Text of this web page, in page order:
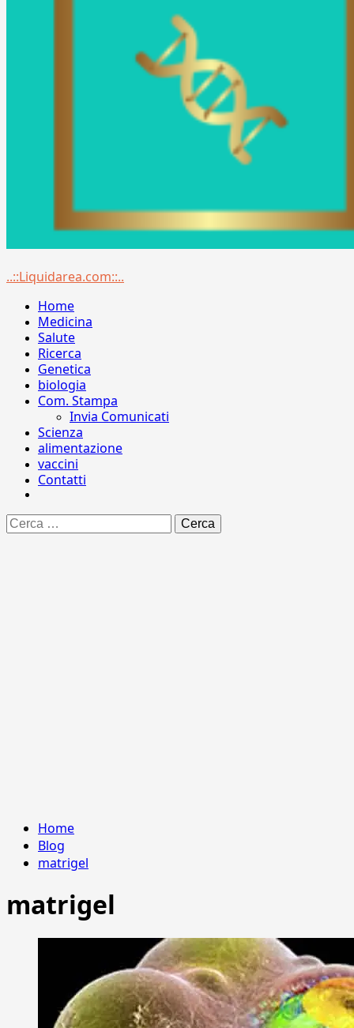
Menu
..::Liquidarea.com::..
Home
Medicina
Salute
Ricerca
Genetica
biologia
Com. Stampa
Invia Comunicati
Scienza
alimentazione
vaccini
Contatti
Ricerca
per:
Home
Blog
matrigel
matrigel